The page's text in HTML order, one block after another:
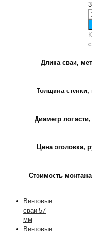
Длина сваи,
Толщина стенки,
Диаметр
Цена оголовка,
Стоимость
Винтовые
сваи 57
мм
Винтовые